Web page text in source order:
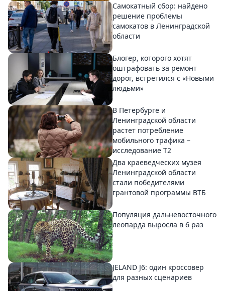
Самокатный сбор: найдено
решение проблемы
самокатов в Ленинградской
области
Блогер, которого хотят
оштрафовать за ремонт
дорог, встретился с «Новыми
людьми»
В Петербурге и
Ленинградской области
растет потребление
мобильного трафика –
исследование T2
Два краеведческих музея
Ленинградской области
стали победителями
грантовой программы ВТБ
Популяция дальневосточного
леопарда выросла в 6 раз
JELAND J6: один кроссовер
для разных сценариев